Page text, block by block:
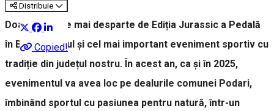
Distribuie
Copied!
Doar o lună ne mai desparte de Ediția Jurassic a Pedală
în Bănie, primul și cel mai important eveniment sportiv cu
tradiție din județul nostru. În acest an, ca și în 2025,
evenimentul va avea loc pe dealurile comunei Podari,
îmbinând sportul cu pasiunea pentru natură, într-un